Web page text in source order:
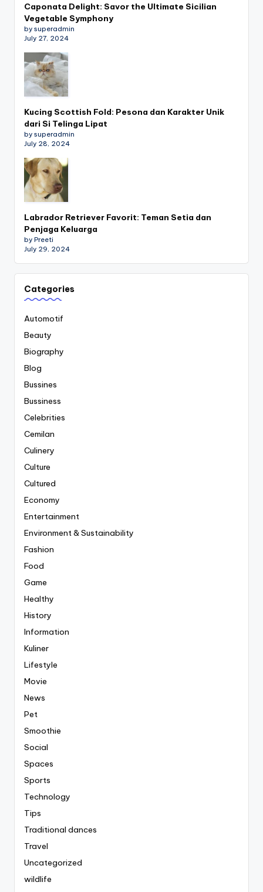
Caponata Delight: Savor the Ultimate Sicilian
Vegetable Symphony
by superadmin
July 27, 2024
Kucing Scottish Fold: Pesona dan Karakter Unik
dari Si Telinga Lipat
by superadmin
July 28, 2024
Labrador Retriever Favorit: Teman Setia dan
Penjaga Keluarga
by Preeti
July 29, 2024
Categories
Automotif
Beauty
Biography
Blog
Bussines
Bussiness
Celebrities
Cemilan
Culinery
Culture
Cultured
Economy
Entertainment
Environment & Sustainability
Fashion
Food
Game
Healthy
History
Information
Kuliner
Lifestyle
Movie
News
Pet
Smoothie
Social
Spaces
Sports
Technology
Tips
Traditional dances
Travel
Uncategorized
wildlife